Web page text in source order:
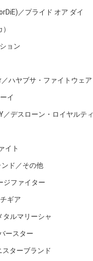
／プライド オア ダイ
ョン
ハヤブサ・ファイトウェア
イ
／デスローン・ロイヤルティ
イト
ド／その他
ジファイター
ギア
タルマリーシャ
ースター
ターブランド